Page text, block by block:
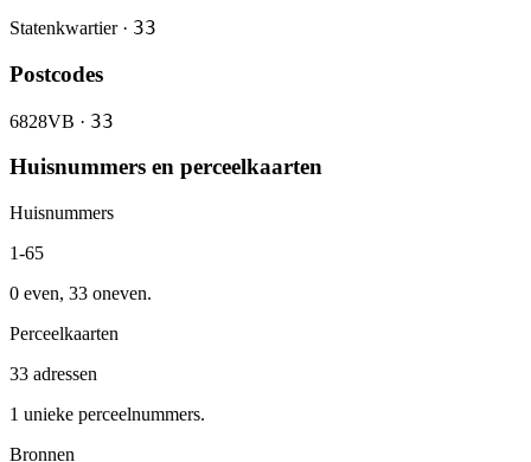
Statenkwartier · 33
Postcodes
6828VB · 33
Huisnummers en perceelkaarten
Huisnummers
1-65
0 even, 33 oneven.
Perceelkaarten
33 adressen
1 unieke perceelnummers.
Bronnen